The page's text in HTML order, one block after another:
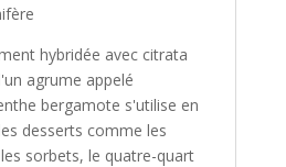
hybridée avec citrata
agrume appelé
bergamote s'utilise en
desserts comme les
sorbets, le quatre-quart